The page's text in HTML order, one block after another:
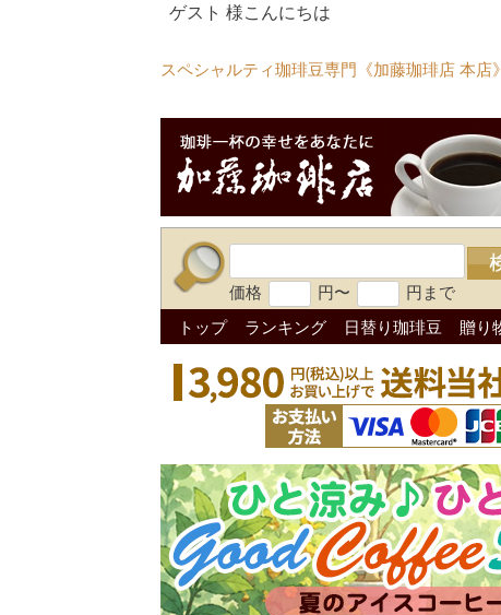
ゲスト 様こんにちは
スペシャルティ珈琲豆専門《加藤珈琲店 本店》
価格 円〜 円まで
トップ ランキング 日替り珈琲豆 贈り